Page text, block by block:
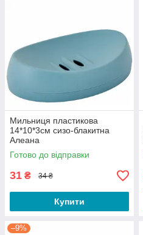
Мильниця пластикова
14*10*3см сизо-блакитна
Алеана
Готово до відправки
31 ₴ 34 ₴
Купити
–9%